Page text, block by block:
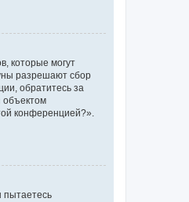
которые могут
разрешают сбор
обратитесь за
объектом
конференцией?».
пытаетесь